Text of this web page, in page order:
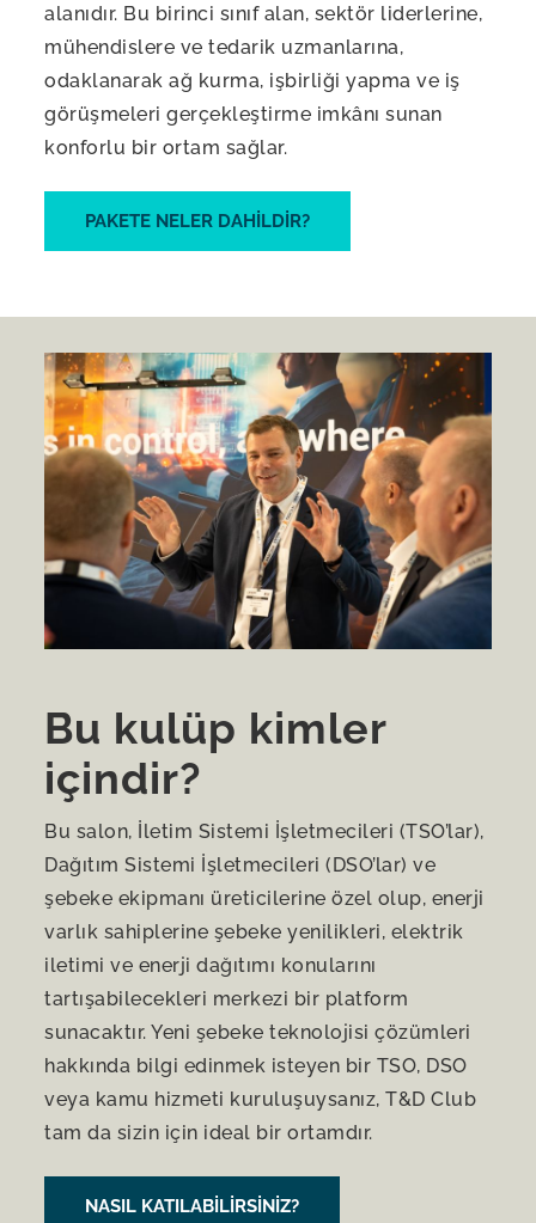
alanıdır. Bu birinci sınıf alan, sektör liderlerine,
mühendislere ve tedarik uzmanlarına,
odaklanarak ağ kurma, işbirliği yapma ve iş
görüşmeleri gerçekleştirme imkânı sunan
konforlu bir ortam sağlar.
PAKETE NELER DAHILDIR?
Bu kulüp kimler
içindir?
Bu salon, İletim Sistemi İşletmecileri (TSO’lar),
Dağıtım Sistemi İşletmecileri (DSO’lar) ve
şebeke ekipmanı üreticilerine özel olup, enerji
varlık sahiplerine şebeke yenilikleri, elektrik
iletimi ve enerji dağıtımı konularını
tartışabilecekleri merkezi bir platform
sunacaktır. Yeni şebeke teknolojisi çözümleri
hakkında bilgi edinmek isteyen bir TSO, DSO
veya kamu hizmeti kuruluşuysanız, T&D Club
tam da sizin için ideal bir ortamdır.
NASIL KATILABILIRSINIZ?